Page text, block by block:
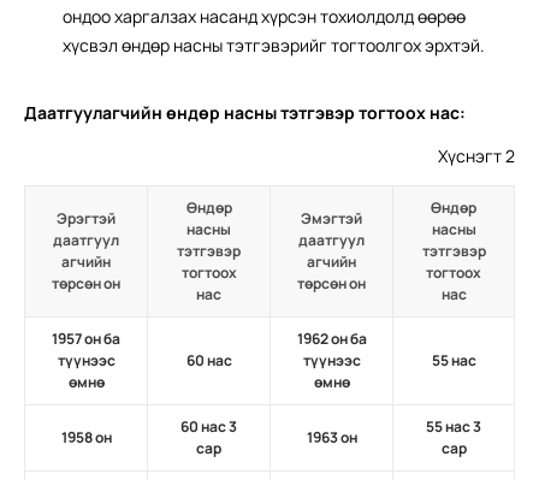
ондоо харгалзах насанд хүрсэн тохиолдолд өөрөө
хүсвэл өндөр насны тэтгэвэрийг тогтоолгох эрхтэй.
Даатгуулагчийн өндөр насны тэтгэвэр тогтоох нас:
Хүснэгт 2
Эрэгтэй
даатгуул
агчийн
төрсөн он
Өндөр
насны
тэтгэвэр
тогтоох
нас
Эмэгтэй
даатгуул
агчийн
төрсөн он
Өндөр
насны
тэтгэвэр
тогтоох
нас
1957 он ба
түүнээс
өмнө
60 нас
1962 он ба
түүнээс
өмнө
55 нас
1958 он
60 нас 3
сар
1963 он
55 нас 3
сар